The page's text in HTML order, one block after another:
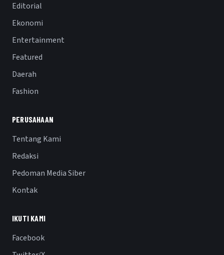
Editorial
Ekonomi
Entertainment
Featured
Daerah
Fashion
PERUSAHAAN
Tentang Kami
Redaksi
Pedoman Media Siber
Kontak
IKUTI KAMI
Facebook